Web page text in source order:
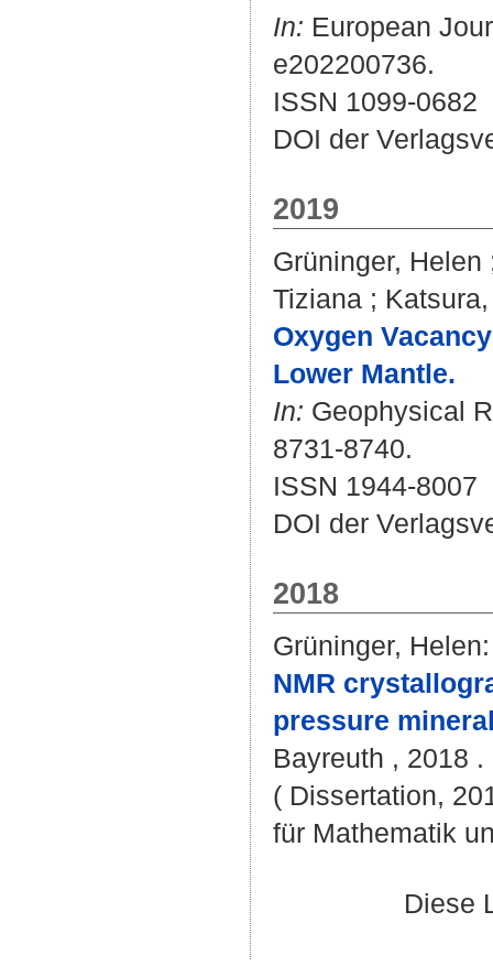
In: European
e202200736.
ISSN 1099-0682
DOI der
2019
Grüninger, Helen
Tiziana ;
Oxygen
Lower Mantle.
In: Geophysical
8731-8740.
ISSN 1944-8007
DOI der
2018
Grüninger, Helen:
NMR
pressure
Bayreuth , 2018
( Dissertation,
für Mathematik
Diese